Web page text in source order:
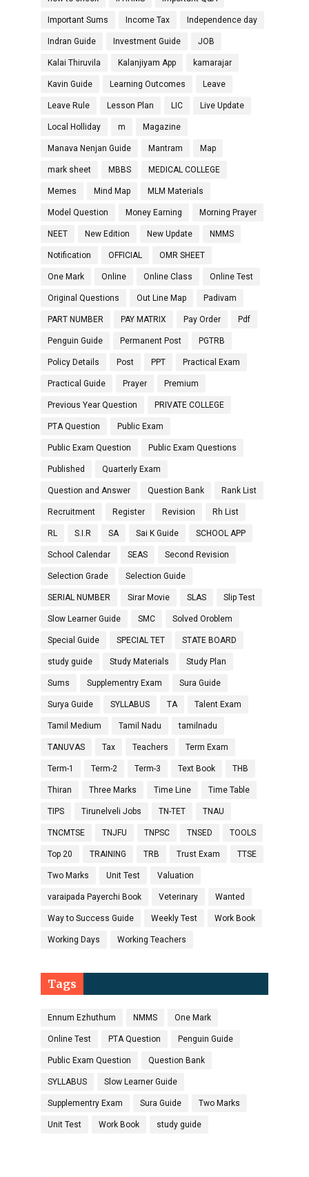
Important Sums Income Tax Independence day
Indran Guide Investment Guide JOB
Kalai Thiruvila Kalanjiyam App kamarajar
Kavin Guide Learning Outcomes Leave
Leave Rule Lesson Plan LIC Live Update
Local Holliday m Magazine
Manava Nenjan Guide Mantram Map
mark sheet MBBS MEDICAL COLLEGE
Memes Mind Map MLM Materials
Model Question Money Earning Morning Prayer
NEET New Edition New Update NMMS
Notification OFFICIAL OMR SHEET
One Mark Online Online Class Online Test
Original Questions Out Line Map Padivam
PART NUMBER PAY MATRIX Pay Order Pdf
Penguin Guide Permanent Post PGTRB
Policy Details Post PPT Practical Exam
Practical Guide Prayer Premium
Previous Year Question PRIVATE COLLEGE
PTA Question Public Exam
Public Exam Question Public Exam Questions
Published Quarterly Exam
Question and Answer Question Bank Rank List
Recruitment Register Revision Rh List
RL S.I.R SA Sai K Guide SCHOOL APP
School Calendar SEAS Second Revision
Selection Grade Selection Guide
SERIAL NUMBER Sirar Movie SLAS Slip Test
Slow Learner Guide SMC Solved Oroblem
Special Guide SPECIAL TET STATE BOARD
study guide Study Materials Study Plan
Sums Supplementry Exam Sura Guide
Surya Guide SYLLABUS TA Talent Exam
Tamil Medium Tamil Nadu tamilnadu
TANUVAS Tax Teachers Term Exam
Term-1 Term-2 Term-3 Text Book THB
Thiran Three Marks Time Line Time Table
TIPS Tirunelveli Jobs TN-TET TNAU
TNCMTSE TNJFU TNPSC TNSED TOOLS
Top 20 TRAINING TRB Trust Exam TTSE
Two Marks Unit Test Valuation
varaipada Payerchi Book Veterinary Wanted
Way to Success Guide Weekly Test Work Book
Working Days Working Teachers
Tags
Ennum Ezhuthum NMMS One Mark
Online Test PTA Question Penguin Guide
Public Exam Question Question Bank
SYLLABUS Slow Learner Guide
Supplementry Exam Sura Guide Two Marks
Unit Test Work Book study guide